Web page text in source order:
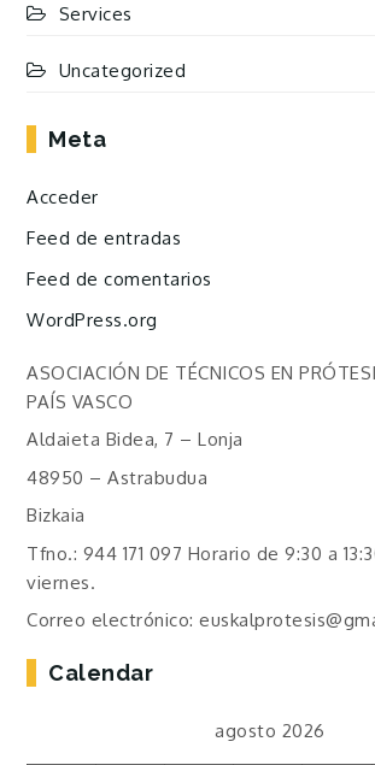
Services
Uncategorized
Meta
Acceder
Feed de entradas
Feed de comentarios
WordPress.org
ASOCIACIÓN DE TÉCNICOS EN
PAÍS VASCO
Aldaieta Bidea, 7 – Lonja
48950 – Astrabudua
Bizkaia
Tfno.: 944 171 097 Horario de 9:30 a
viernes.
Correo electrónico:
Calendar
agosto 2026